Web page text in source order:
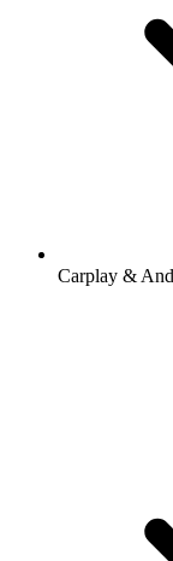
Carplay &